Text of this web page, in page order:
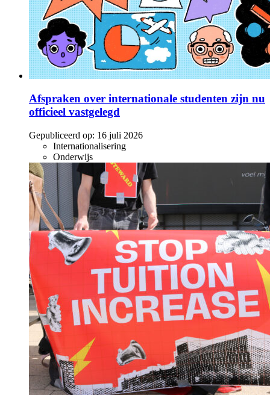
Afspraken over internationale studenten zijn nu
officieel vastgelegd
Gepubliceerd op: 16 juli 2026
Internationalisering
Onderwijs